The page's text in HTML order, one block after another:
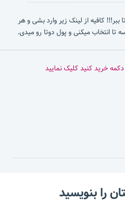
ببر!!! کافیه از لینک زیر وارد بشی و هر
تا انتخاب میکنی و پول دوتا رو میدی.
خرید کنید کلیک نمایید
را بنویسید